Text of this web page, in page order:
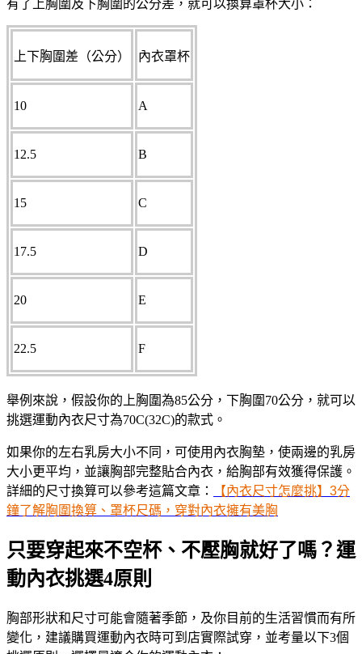
有了上胸圍及下胸圍的公分差，就可以換算罩杯大小：
上下胸圍差（公分） 內衣罩杯
10 A
12.5 B
15 C
17.5 D
20 E
22.5 F
舉例來說，假設你的上胸圍為85公分，下胸圍70公分，就可以
挑選運動內衣尺寸為70C(32C)的款式。
如果你的左右乳房大小不同，可使用內衣胸墊，使兩邊的乳房
大小更平均，並讓胸部完整貼合內衣，給胸部有效獲得保護。
詳細的尺寸換算可以參考這篇文章：
【內衣尺寸怎麼挑】3分
鐘了解胸圍換算、罩杯尺碼，穿對內衣擁有美胸
只要穿起來不空杯、不壓胸就好了嗎？運
動內衣挑選4原則
胸部形狀和尺寸可能會隨著季節，及你目前的生活習慣而有所
變化，建議購買運動內衣時可到店實際試穿，並考量以下3個